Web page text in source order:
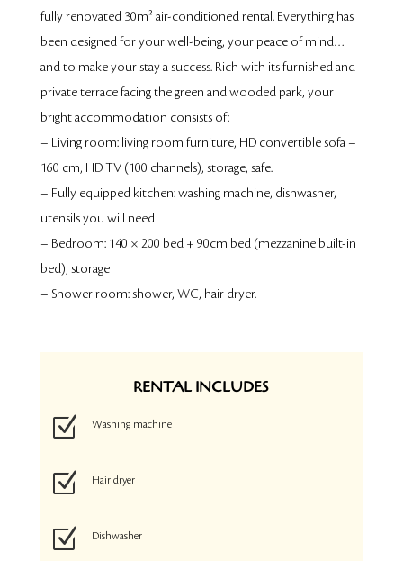
fully renovated 30m² air-conditioned rental. Everything has
been designed for your well-being, your peace of mind…
and to make your stay a success. Rich with its furnished and
private terrace facing the green and wooded park, your
bright accommodation consists of:
– Living room: living room furniture, HD convertible sofa –
160 cm, HD TV (100 channels), storage, safe.
– Fully equipped kitchen: washing machine, dishwasher,
utensils you will need
– Bedroom: 140 × 200 bed + 90cm bed (mezzanine built-in
bed), storage
– Shower room: shower, WC, hair dryer.
RENTAL INCLUDES
Z Washing machine
Z Hair dryer
Z Dishwasher